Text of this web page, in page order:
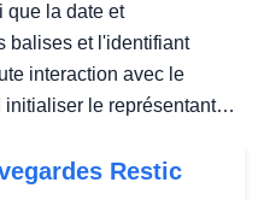
que la date et
balises et l'identifiant
interaction avec le
le représentant
Restic